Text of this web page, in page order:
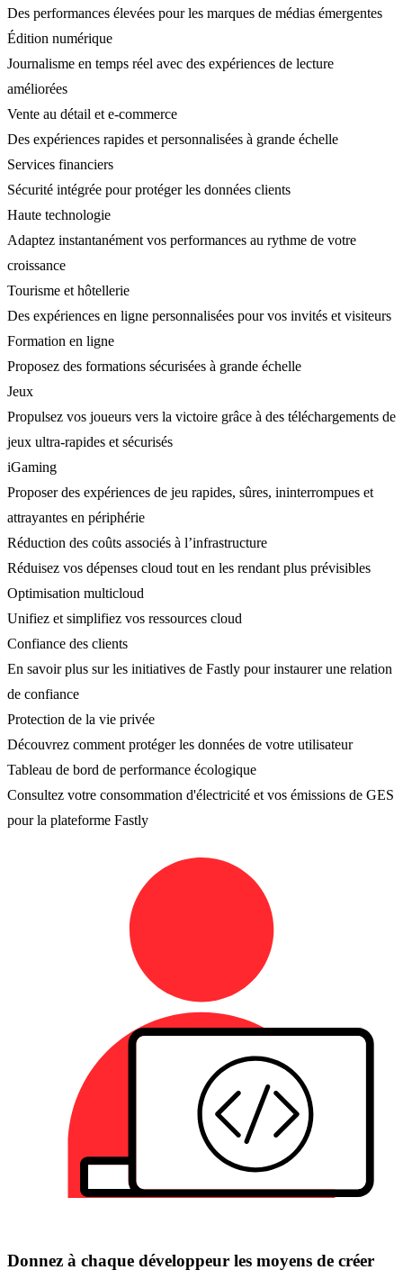
Des performances élevées pour les marques de médias émergentes
Édition numérique
Journalisme en temps réel avec des expériences de lecture
améliorées
Vente au détail et e-commerce
Des expériences rapides et personnalisées à grande échelle
Services financiers
Sécurité intégrée pour protéger les données clients
Haute technologie
Adaptez instantanément vos performances au rythme de votre
croissance
Tourisme et hôtellerie
Des expériences en ligne personnalisées pour vos invités et visiteurs
Formation en ligne
Proposez des formations sécurisées à grande échelle
Jeux
Propulsez vos joueurs vers la victoire grâce à des téléchargements de
jeux ultra-rapides et sécurisés
iGaming
Proposer des expériences de jeu rapides, sûres, ininterrompues et
attrayantes en périphérie
Réduction des coûts associés à l’infrastructure
Réduisez vos dépenses cloud tout en les rendant plus prévisibles
Optimisation multicloud
Unifiez et simplifiez vos ressources cloud
Confiance des clients
En savoir plus sur les initiatives de Fastly pour instaurer une relation
de confiance
Protection de la vie privée
Découvrez comment protéger les données de votre utilisateur
Tableau de bord de performance écologique
Consultez votre consommation d'électricité et vos émissions de GES
pour la plateforme Fastly
Donnez à chaque développeur les moyens de créer